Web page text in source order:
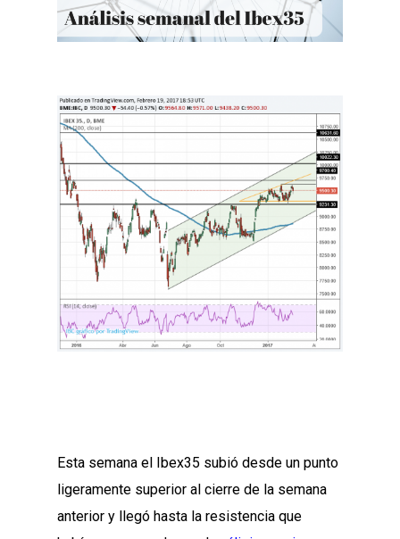
Esta semana el Ibex35 subió desde un punto
ligeramente superior al cierre de la semana
anterior y llegó hasta la resistencia que